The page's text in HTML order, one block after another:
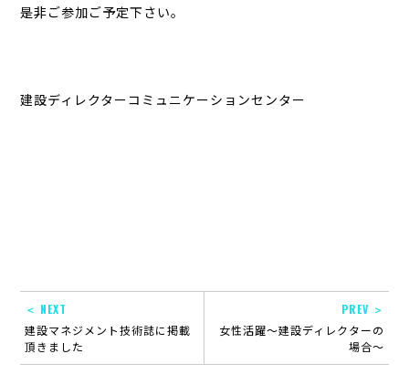
是非ご参加ご予定下さい。
建設ディレクターコミュニケーションセンター
＜ NEXT
建設マネジメント技術誌に掲載
頂きました
PREV ＞
女性活躍～建設ディレクターの
場合～